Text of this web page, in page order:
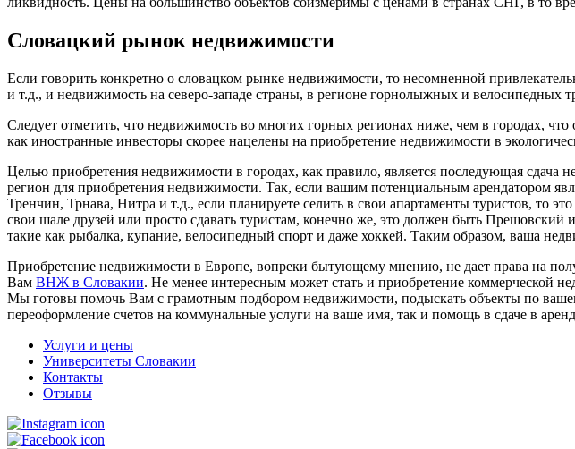
Словацкий рынок недвижимости
Если говорить конкретно о словацком рынке недвижимости, то несомненной
и т.д., и недвижимость на северо-западе страны, в регионе горнолыжных и велосипедных
Следует отметить, что недвижимость во многих горных регионах ниже, чем в городах,
как иностранные инвесторы скорее нацелены на приобретение недвижимости в
Целью приобретения недвижимости в городах, как правило, является последующая сдача
регион для приобретения недвижимости. Так, если вашим потенциальным арендатором
Тренчин, Трнава, Нитра и т.д., если планируете селить в свои апартаменты туристов, то
свои шале друзей или просто сдавать туристам, конечно же, это должен быть
такие как рыбалка, купание, велосипедный спорт и даже хоккей. Таким образом, ваша
Приобретение недвижимости в Европе, вопреки бытующему мнению, не дает права на
Вам ВНЖ в Словакии. Не менее интересным может стать и приобретение коммерческой
Мы готовы помочь Вам с грамотным подбором недвижимости, подыскать объекты по
переоформление счетов на коммунальные услуги на ваше имя, так и помощь в сдаче в
Услуги и цены
Университеты Словакии
Контакты
Отзывы